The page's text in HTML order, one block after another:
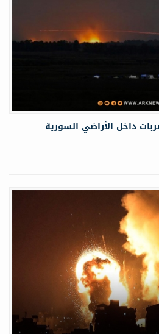
داخل الأراضي السورية